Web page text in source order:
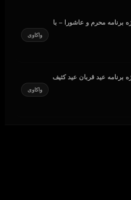
برنامه محرم و عاشورا – با
واکاوی
برنامه عید قربان عید کثیف
واکاوی